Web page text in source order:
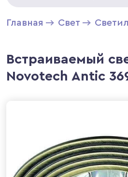
Главная Свет
Встраиваемый
Novotech Antic